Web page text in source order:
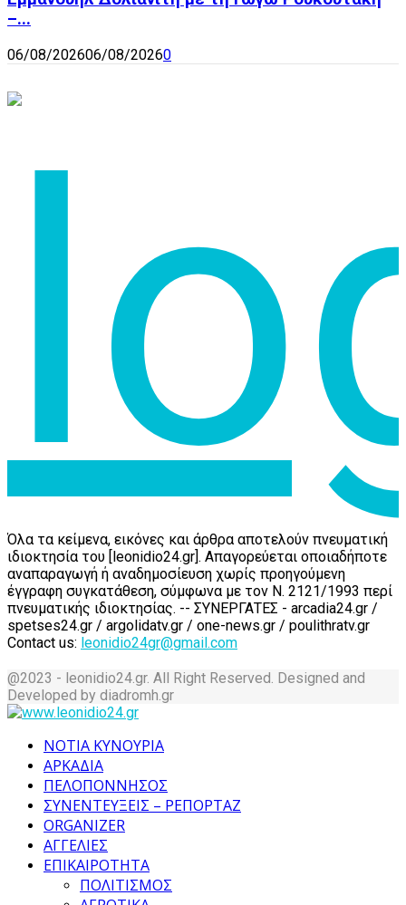
–...
06/08/202606/08/20260
Όλα τα κείμενα, εικόνες και άρθρα αποτελούν πνευματική
ιδιοκτησία του [leonidio24.gr]. Απαγορεύεται οποιαδήποτε
αναπαραγωγή ή αναδημοσίευση χωρίς προηγούμενη
έγγραφη συγκατάθεση, σύμφωνα με τον Ν. 2121/1993 περί
πνευματικής ιδιοκτησίας. -- ΣΥΝΕΡΓΑΤΕΣ - arcadia24.gr /
spetses24.gr / argolidatv.gr / one-news.gr / poulithratv.gr
Contact us: leonidio24gr@gmail.com
@2023 - leonidio24.gr. All Right Reserved. Designed and
Developed by diadromh.gr
ΝΟΤΙΑ ΚΥΝΟΥΡΙΑ
ΑΡΚΑΔΙΑ
ΠΕΛΟΠΟΝΝΗΣΟΣ
ΣΥΝΕΝΤΕΥΞΕΙΣ – ΡΕΠΟΡΤΑΖ
ORGANIZER
ΑΓΓΕΛΙΕΣ
ΕΠΙΚΑΙΡΟΤΗΤΑ
ΠΟΛΙΤΙΣΜΟΣ